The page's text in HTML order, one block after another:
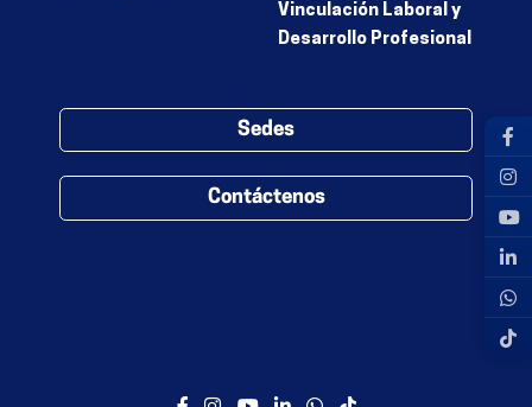
Vinculación Laboral y
Desarrollo Profesional
Sedes
Contáctenos